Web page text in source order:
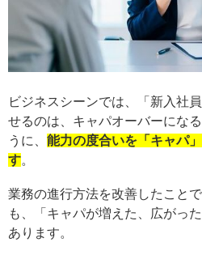
ビジネスシーンでは、「新入社
せるのは、キャパオーバーにな
うに、 能力の度合いを「キャパ
す。
業務の進行方法を改善したこと
も、「キャパが増えた、広がっ
あります。